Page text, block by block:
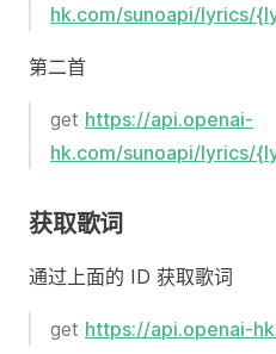
hk.com/sunoapi/lyrics/
第二首
get https://api.openai-
hk.com/sunoapi/lyrics/
获取歌词
通过上面的 ID 获取歌词
get https://api.openai-